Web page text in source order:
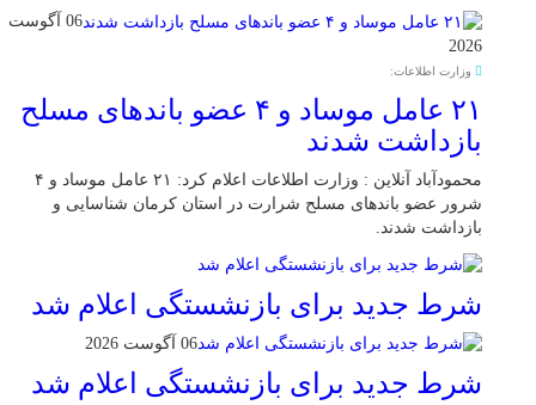
06 آگوست
2026
وزارت اطلاعات:
۲۱ عامل موساد و ۴ عضو باند‌های مسلح
بازداشت شدند
محمودآباد آنلاین : وزارت اطلاعات اعلام کرد: ۲۱ عامل موساد و ۴
شرور عضو باند‌های مسلح شرارت در استان کرمان شناسایی و
بازداشت شدند.
شرط جدید برای بازنشستگی اعلام شد
06 آگوست 2026
شرط جدید برای بازنشستگی اعلام شد